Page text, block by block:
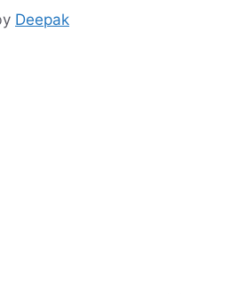
Deepak